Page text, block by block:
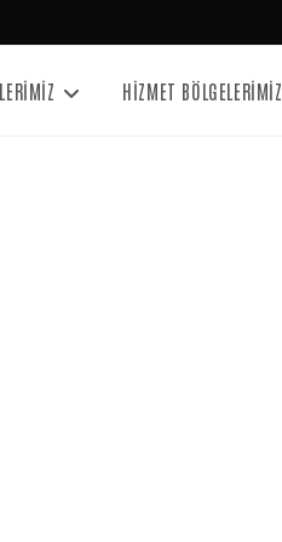
HİZMET BÖLGELERİMİZ